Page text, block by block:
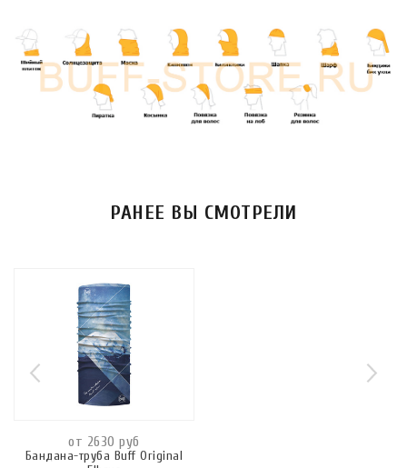
РАНЕЕ ВЫ СМОТРЕЛИ
от 2630 руб
Бандана-труба Buff Original